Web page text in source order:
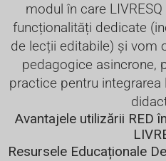
modul în care
funcționalități dedicate
de lecții editabile) și vom
pedagogice asincrone,
practice pentru
Avantajele utilizării RED
Resursele Educaționale